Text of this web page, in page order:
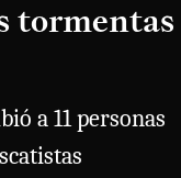
tormentas
a 11 personas